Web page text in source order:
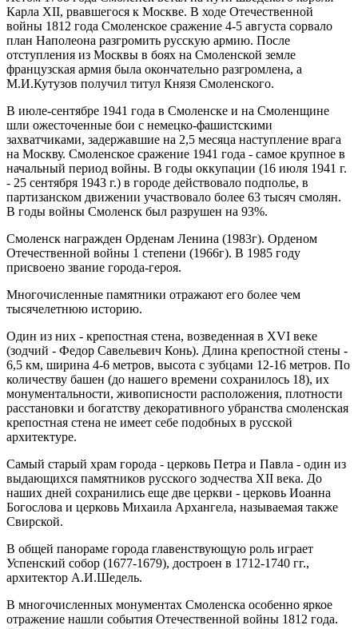
Карла XII, рвавшегося к Москве. В ходе Отечественной
войны 1812 года Смоленское сражение 4-5 августа сорвало
план Наполеона разгромить русскую армию. После
отступления из Москвы в боях на Смоленской земле
французская армия была окончательно разгромлена, а
М.И.Кутузов получил титул Князя Смоленского.
В июле-сентябре 1941 года в Смоленске и на Смоленщине
шли ожесточенные бои с немецко-фашистскими
захватчиками, задержавшие на 2,5 месяца наступление врага
на Москву. Смоленское сражение 1941 года - самое крупное в
начальный период войны. В годы оккупации (16 июля 1941 г.
- 25 сентября 1943 г.) в городе действовало подполье, в
партизанском движении участвовало более 63 тысяч смолян.
В годы войны Смоленск был разрушен на 93%.
Смоленск награжден Орденам Ленина (1983г). Орденом
Отечественной войны 1 степени (1966г). В 1985 году
присвоено звание города-героя.
Многочисленные памятники отражают его более чем
тысячелетнюю историю.
Один из них - крепостная стена, возведенная в XVI веке
(зодчий - Федор Савельевич Конь). Длина крепостной стены -
6,5 км, ширина 4-6 метров, высота с зубцами 12-16 метров. По
количеству башен (до нашего времени сохранилось 18), их
монументальности, живописности расположения, плотности
расстановки и богатству декоративного убранства смоленская
крепостная стена не имеет себе подобных в русской
архитектуре.
Самый старый храм города - церковь Петра и Павла - один из
выдающихся памятников русского зодчества XII века. До
наших дней сохранились еще две церкви - церковь Иоанна
Богослова и церковь Михаила Архангела, называемая также
Свирской.
В общей панораме города главенствующую роль играет
Успенский собор (1677-1679), достроен в 1712-1740 гг.,
архитектор А.И.Шедель.
В многочисленных монументах Смоленска особенно яркое
отражение нашли события Отечественной войны 1812 года.